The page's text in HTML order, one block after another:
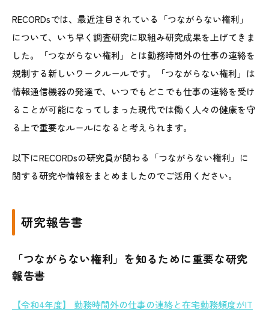
RECORDsでは、最近注目されている「つながらない権利」
について、いち早く調査研究に取組み研究成果を上げてきま
した。「つながらない権利」とは勤務時間外の仕事の連絡を
規制する新しいワークルールです。「つながらない権利」は
情報通信機器の発達で、いつでもどこでも仕事の連絡を受け
ることが可能になってしまった現代では働く人々の健康を守
る上で重要なルールになると考えられます。
以下にRECORDsの研究員が関わる「つながらない権利」に
関する研究や情報をまとめましたのでご活用ください。
研究報告書
「つながらない権利」を知るために重要な研究
報告書
【令和4年度】 勤務時間外の仕事の連絡と在宅勤務頻度がIT